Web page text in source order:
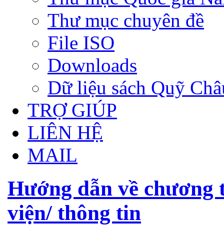
Thư mục chuyên đề
File ISO
Downloads
Dữ liệu sách Quỹ
TRỢ GIÚP
LIÊN HỆ
MAIL
Hướng dẫn về
viện/ thông tin